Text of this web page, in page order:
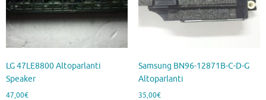
LG 47LE8800 Altoparlanti
Speaker
47,00€
Samsung BN96-12871B-C-D-G
Altoparlanti
35,00€